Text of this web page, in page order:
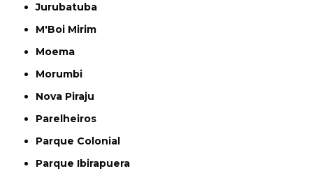
Jurubatuba
M'Boi Mirim
Moema
Morumbi
Nova Piraju
Parelheiros
Parque Colonial
Parque Ibirapuera